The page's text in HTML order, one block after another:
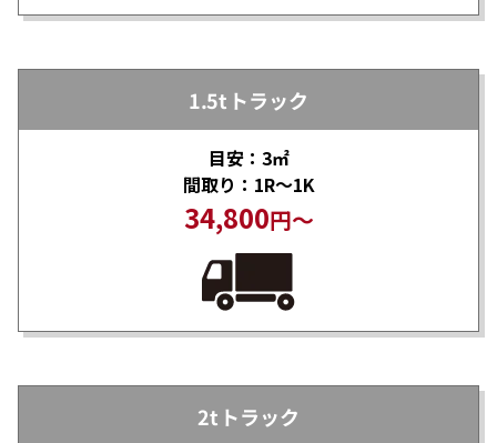
1.5tトラック
目安：3㎡
間取り：1R～1K
34,800円～
2tトラック